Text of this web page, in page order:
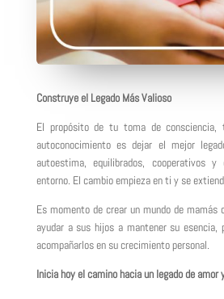
Construye el Legado Más Valioso
El propósito de tu toma de
autoconocimiento es dejar el mejor
autoestima, equilibrados, cooperativos
entorno. El cambio empieza en ti y se
Es momento de crear un mundo de mamás
ayudar a sus hijos a mantener su
acompañarlos en su crecimiento personal.
Inicia hoy el camino hacia un legado de amor